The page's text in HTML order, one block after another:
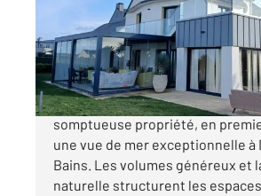
Maison à vendre
1 470 000 €
CENTURY 21 ROYER IMMO vous
somptueuse propriété, en
une vue de mer exceptionnelle à
Bains. Les volumes généreux et
naturelle structurent les